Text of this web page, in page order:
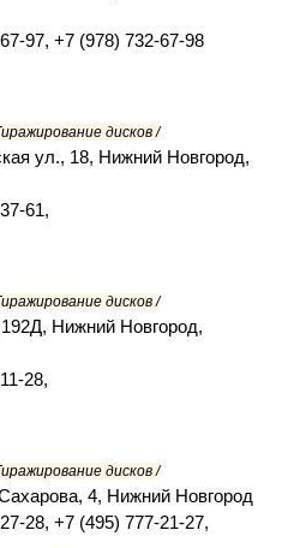
97, +7 (978) 732-67-98
дисков /
ул., 18, Нижний Новгород,
61,
дисков /
Нижний Новгород,
28,
дисков /
4, Нижний Новгород
28, +7 (495) 777-21-27,